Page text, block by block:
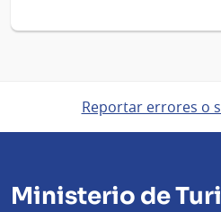
Reportar errores o
Ministerio de